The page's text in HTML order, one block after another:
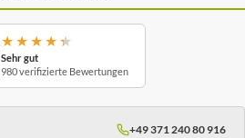
★ ★ ★ ★ ★
Sehr gut
980 verifizierte Bewertungen
+49 371 240 80 916